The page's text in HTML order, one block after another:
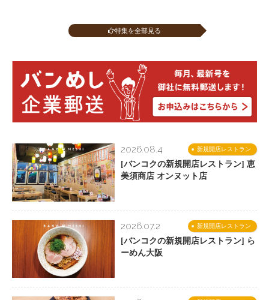
特集を全部見る
新規開店レストラン
2026.08.4
[バンコクの新規開店レストラン] 恵
美須商店 オンヌット店
新規開店レストラン
2026.07.2
[バンコクの新規開店レストラン] ら
ーめん大阪